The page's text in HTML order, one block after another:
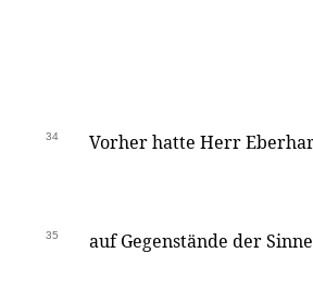
34 Vorher hatte Herr
35 auf Gegenstände der